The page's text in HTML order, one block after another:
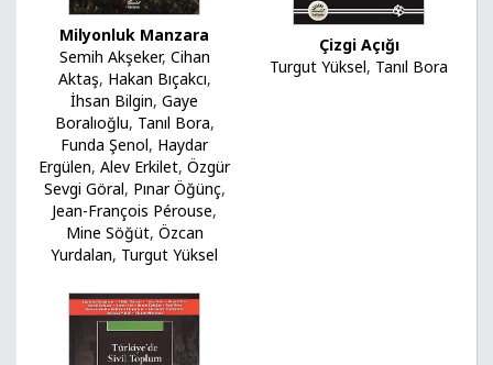
Milyonluk Manzara
Semih Akşeker, Cihan
Aktaş, Hakan Bıçakcı,
İhsan Bilgin, Gaye
Boralıoğlu, Tanıl Bora,
Funda Şenol, Haydar
Ergülen, Alev Erkilet, Özgür
Sevgi Göral, Pınar Öğünç,
Jean-François Pérouse,
Mine Söğüt, Özcan
Yurdalan, Turgut Yüksel
Çizgi Açığı
Turgut Yüksel, Tanıl Bora